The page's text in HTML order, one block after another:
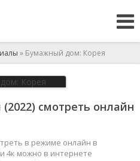
» Бумажный дом: Корея
смотреть онлайн
в режиме онлайн в
4к можно в интернете